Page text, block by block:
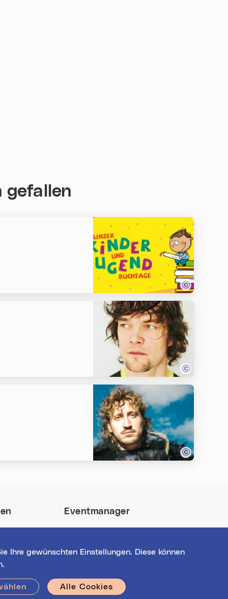
gefallen
Ihre gewünschten Einstellungen. Diese können
Alle Cookies
Eventmanager
Noch nicht registriert?
Veranstalter*innen!